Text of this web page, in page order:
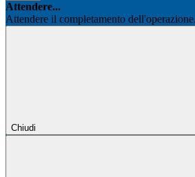
Attendere...
Attendere il completamento
Chiudi